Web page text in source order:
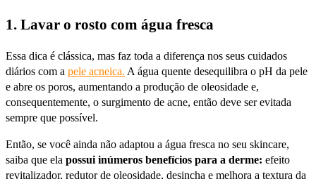
1. Lavar o rosto com água fresca
Essa dica é clássica, mas faz toda a diferença nos seus cuidados
diários com a pele acneica. A água quente desequilibra o pH da pele
e abre os poros, aumentando a produção de oleosidade e,
consequentemente, o surgimento de acne, então deve ser evitada
sempre que possível.
Então, se você ainda não adaptou a água fresca no seu skincare,
saiba que ela possui inúmeros benefícios para a derme: efeito
revitalizador, redutor de oleosidade, desincha e melhora a textura da